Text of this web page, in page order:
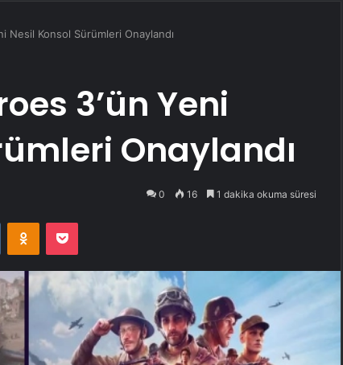
Nesil Konsol Sürümleri Onaylandı
3’ün Yeni
Onaylandı
0 16 1 dakika okuma süresi
VKontakteOdnoklassniki
Pocket